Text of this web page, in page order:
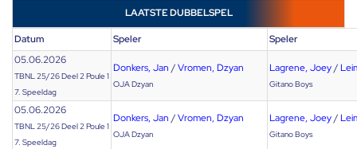
LAATSTE DUBBELSPEL
Datum Speler
Speler
05.06.2026
TBNL 25/26 Deel 2 Poule 1
7. Speeldag
Donkers, Jan /Vromen, Dzyan
OJA Dzyan
Lagrene, Joey/
Gitano Boys
05.06.2026
TBNL 25/26 Deel 2 Poule 1
7. Speeldag
Donkers, Jan /Vromen, Dzyan
OJA Dzyan
Lagrene, Joey/
Gitano Boys